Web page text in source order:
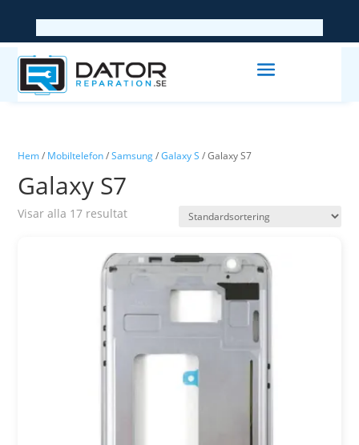
Hem/ Mobiltelefon/Samsung/Galaxy S / Galaxy S7
Galaxy S7
Visar alla 17 resultat